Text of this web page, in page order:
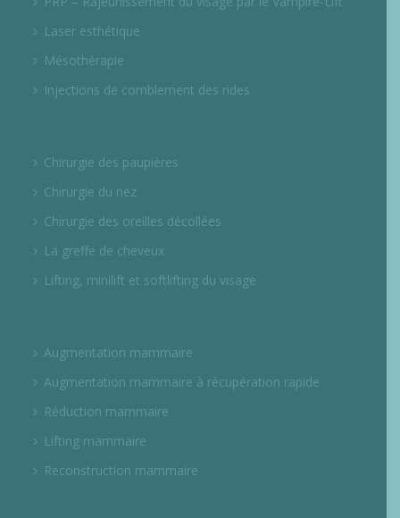
Laser esthétique
Mésothérapie
Injections de comblement des rides
Chirurgie des paupières
Chirurgie du nez
Chirurgie des oreilles décollées
La greffe de cheveux
Lifting, minilift et softlifting du visage
Augmentation mammaire
Augmentation mammaire à récupération rapide
Réduction mammaire
Lifting mammaire
Reconstruction mammaire